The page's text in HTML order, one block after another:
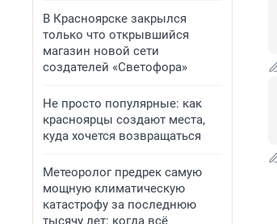
В Красноярске закрылся
только что открывшийся
магазин новой сети
создателей «Светофора»
Не просто популярные: как
красноярцы создают места,
куда хочется возвращаться
Метеоролог предрек самую
мощную климатическую
катастрофу за последнюю
тысячу лет: когда всё